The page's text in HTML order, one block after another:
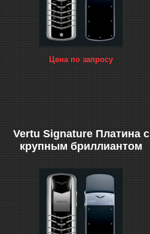
Цена по запросу
Vertu Signature Платина с
крупным бриллиантом